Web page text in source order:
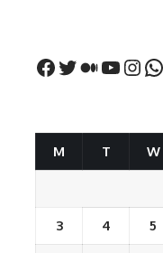
M T W
3 4 5